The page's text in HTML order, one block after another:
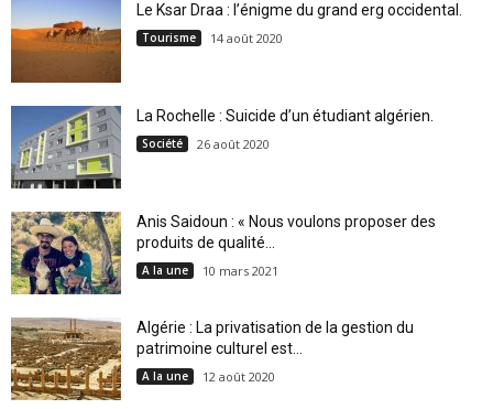
Le Ksar Draa : l’énigme du grand erg occidental.
Tourisme 14 août 2020
La Rochelle : Suicide d’un étudiant algérien.
Société 26 août 2020
Anis Saidoun : « Nous voulons proposer des
produits de qualité...
A la une 10 mars 2021
Algérie : La privatisation de la gestion du
patrimoine culturel est...
A la une 12 août 2020